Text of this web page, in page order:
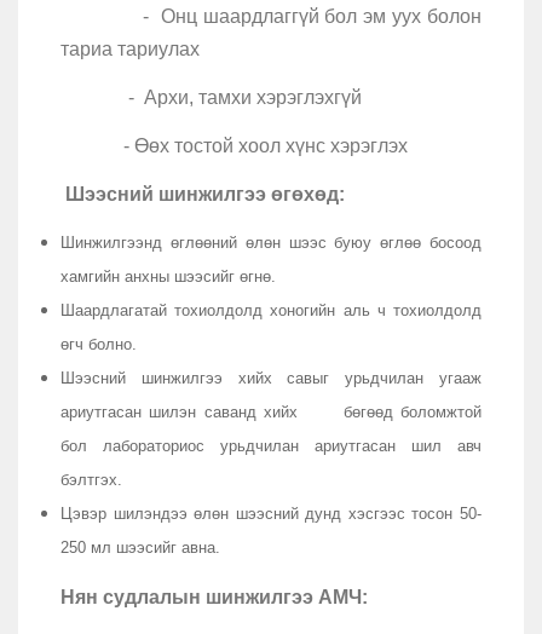
- Онц шаардлаггүй бол эм уух болон
тариа тариулах
- Архи, тамхи хэрэглэхгүй
- Өөх тостой хоол хүнс хэрэглэх
Шээсний шинжилгээ өгөхөд:
Шинжилгээнд өглөөний өлөн шээс буюу өглөө босоод
хамгийн анхны шээсийг өгнө.
Шаардлагатай тохиолдолд хоногийн аль ч тохиолдолд
өгч болно.
Шээсний шинжилгээ хийх савыг урьдчилан угааж
ариутгасан шилэн саванд хийх бөгөөд боломжтой
бол лабораториос урьдчилан ариутгасан шил авч
бэлтгэх.
Цэвэр шилэндээ өлөн шээсний дунд хэсгээс тосон 50-
250 мл шээсийг авна.
Нян судлалын шинжилгээ АМЧ: